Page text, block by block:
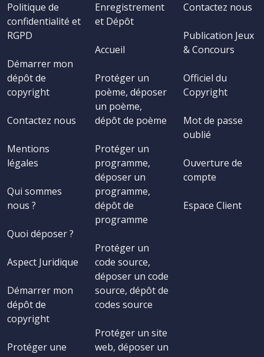
Politique de
confidentialité et
RGPD
Démarrer mon
dépôt de
copyright
Contactez nous
Mentions
légales
Qui sommes
nous ?
Quoi déposer ?
Aspect Juridique
Démarrer mon
dépôt de
copyright
Protéger une
Enregistrement
et Dépôt
Accueil
Protéger un
poème, déposer
un poème,
dépôt de poème
Protéger un
programme,
déposer un
programme,
dépôt de
programme
Protéger un
code source,
déposer un code
source, dépôt de
codes source
Protéger un site
web, déposer un
Contactez nous
Publication Jeux
& Concours
Officiel du
Copyright
Mot de passe
oublié
Ouverture de
compte
Espace Client